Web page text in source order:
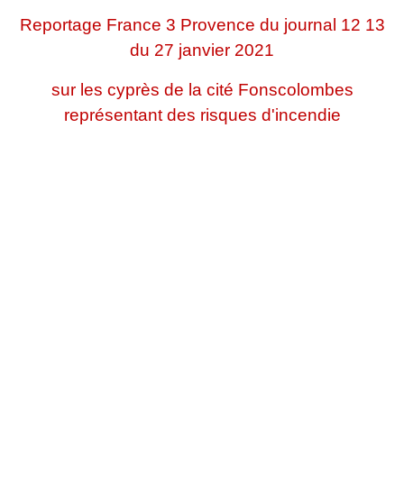
Reportage France 3 Provence du journal 12 13
du 27 janvier 2021
sur les cyprès de la cité Fonscolombes
représentant des risques d'incendie